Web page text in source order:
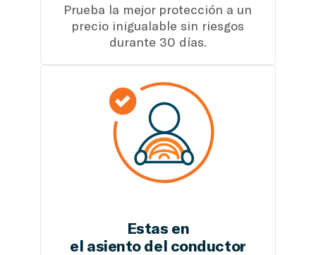
Prueba la mejor protección a un
precio inigualable sin riesgos
durante 30 días.
Estas en
el asiento del conductor